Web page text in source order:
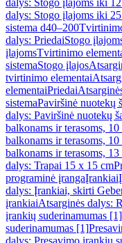
dalys: Stogo įlajoms iki
dalys: Stogo įlajoms iki
sistema d40–200
dalys: PriedaiStogo
įlajomsTvirtinimo
sistemaStogo įlajos
tvirtinimo elementai
elementaiPriedai
sistemaPaviršinė nuotekų
dalys: Paviršinė nuotekų
balkonams ir terasoms,
balkonams ir terasoms,
balkonams ir terasoms,
dalys: Trapai 15 x 15 cm
programinė įrangaĮrankiai
dalys: Įrankiai, skirti
įrankiaiAtsarginės dalys:
įrankių suderinamumas [1]
suderinamumas [1]
dalys: Presavimo įrankių